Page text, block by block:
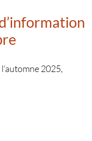
2025,